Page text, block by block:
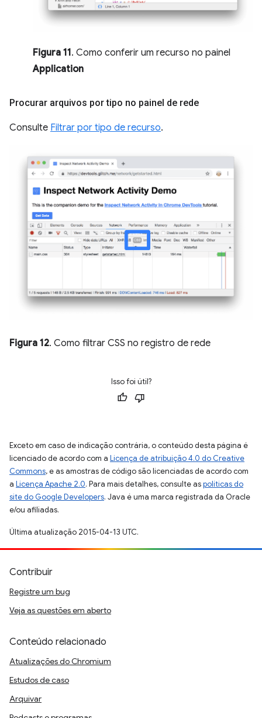
Figura 11. Como conferir um recurso no painel
Application
Procurar arquivos por tipo no painel de rede
Consulte Filtrar por tipo de recurso.
Figura 12. Como filtrar CSS no registro de rede
Isso foi útil?
Exceto em caso de indicação contrária, o conteúdo desta página é
licenciado de acordo com a Licença de atribuição 4.0 do Creative
Commons, e as amostras de código são licenciadas de acordo com
a Licença Apache 2.0. Para mais detalhes, consulte aspolíticas do
site do Google Developers. Java é uma marca registrada da Oracle
e/ou afiliadas.
Última atualização 2015-04-13 UTC.
Contribuir
Registre um bug
Veja as questões em aberto
Conteúdo relacionado
Atualizações do Chromium
Estudos de caso
Arquivar